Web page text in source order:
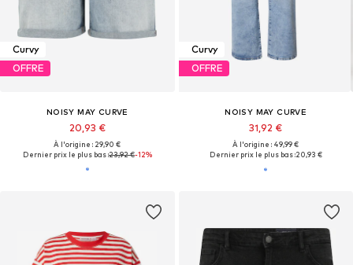
Curvy
OFFRE
NOISY MAY CURVE
20,93 €
À l'origine : 29,90 €
Dernier prix le plus bas :23,92 €-12%
Curvy
OFFRE
NOISY MAY CURVE
31,92 €
À l'origine : 49,99 €
Dernier prix le plus bas :20,93 €